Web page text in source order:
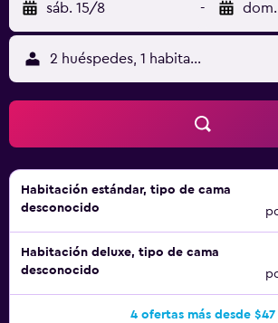
sáb. 15/8 -
2 huéspedes, 1 habitación
Habitación estándar, tipo de cama
desconocido
Habitación deluxe, tipo de cama
desconocido
4 ofertas más desde $47